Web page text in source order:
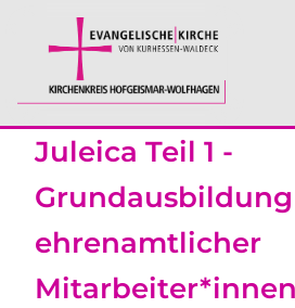
Juleica Teil 1 -
Grundausbildung
ehrenamtlicher